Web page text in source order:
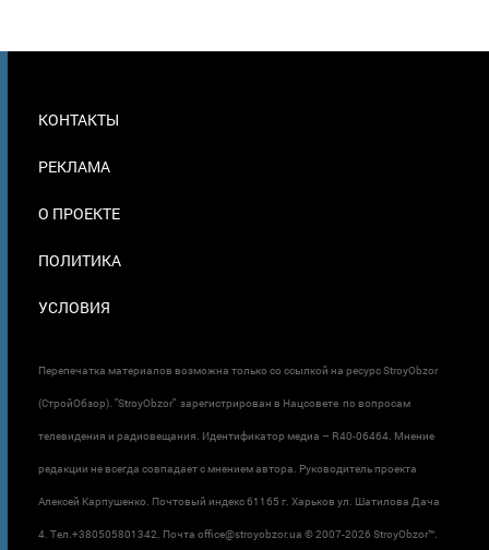
В
КОНТАКТЫ
РЕКЛАМА
О ПРОЕКТЕ
ПОЛИТИКА
УСЛОВИЯ
Перепечатка материалов возможна только со ссылкой на ресурс StroyObzor
(СтройОбзор). "StroyObzor" зарегистрирован в Нацсовете по вопросам
телевидения и радиовещания. Идентификатор медиа – R40-06464. Мнение
редакции не всегда совпадает с мнением автора. Руководитель проекта
Алексей Карпушенко. Почтовый индекс 61165 г. Харьков ул. Шатилова Дача
4. Тел.+380505801342. Почта office@stroyobzor.ua © 2007-2026 StroyObzor™.